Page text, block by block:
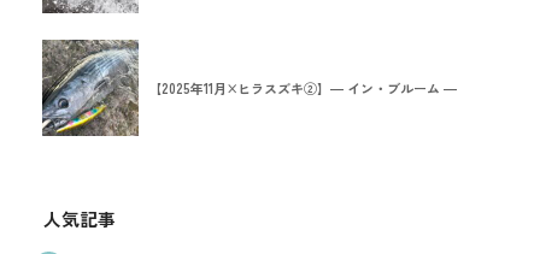
【2025年11月×ヒラスズキ②】― イン・ブルーム ―
人気記事